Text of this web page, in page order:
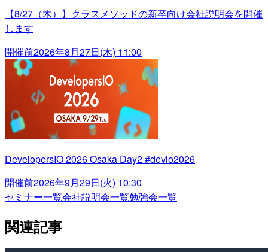
【8/27（木）】クラスメソッドの新卒向け会社説明会を開催
します
開催前2026年8月27日(木) 11:00
DevelopersIO 2026 Osaka Day2 #devio2026
開催前2026年9月29日(火) 10:30
セミナー一覧会社説明会一覧勉強会一覧
関連記事